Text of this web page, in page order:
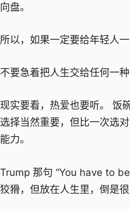
向盘。
所以，如果一定要给年轻人
不要急着把人生交给任何一种
现实要看，热爱也要听。 饭
选择当然重要，但比一次选
能力。
Trump 那句 “You have to
狡猾，但放在人生里，倒是很